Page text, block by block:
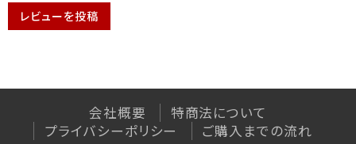
レビューを投稿
会社概要
特商法について
プライバシーポリシー
ご購入までの流れ